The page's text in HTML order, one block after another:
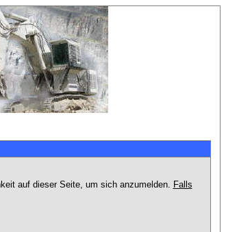
auf dieser Seite, um sich anzumelden. Falls